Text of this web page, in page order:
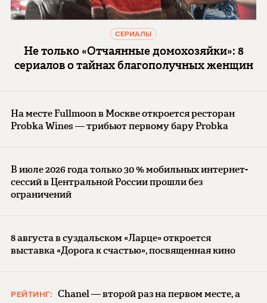
СЕРИАЛЫ
Не только «Отчаянные домохозяйки»: 8
сериалов о тайнах благополучных женщин
На месте Fullmoon в Москве откроется ресторан
Probka Wines — трибьют первому бару Probka
В июле 2026 года только 30 % мобильных интернет-
сессий в Центральной России прошли без
ограничений
8 августа в суздальском «Ларце» откроется
выставка «Дорога к счастью», посвященная кино
РЕЙТИНГ: Chanel — второй раз на первом месте, а